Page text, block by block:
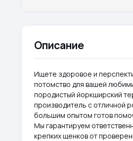
Описание
Ищете здоровое и
потомство для вашей
породистый йоркширский
производитель с отличной
большим опытом готов
Мы гарантируем
крепких щенков от